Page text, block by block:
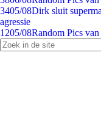
3405/08Dirk sluit
agressie
1205/08Random Pics